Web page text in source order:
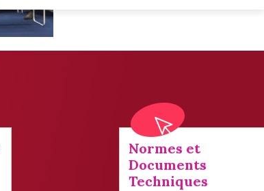
Normes et
Documents
Techniques